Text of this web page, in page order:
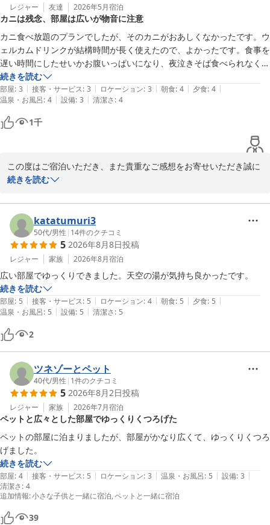
ます。「どこで寝ようか迷うレベル」とのお言葉から、ご滞在を楽
しんでいただけた様子が目に浮かび、思わず笑顔になりました。当
館ならではのゆとりある空間で、非日常のひとときをお過ごしいた
だけたのであれば幸いでございます。
一方で、お部屋からお食事会場や大浴場、駐車場までのご移動につ
きましては、ご不便をおかけいたしました。当館の広い敷地ならで
はの特徴ではございますが、いただいたご意見を真摯に受け止め、
少しでも快適にお過ごしいただけるようご案内やサービスの充実に
努めてまいります。
これからも、お部屋の広さだけでなく、お食事やサービス面におい
てもご満足いただける宿を目指してまいります。またお越しいただ
この度はご投稿いただき誠にありがとうございました。
ウェルネスの森 伊東（共立リゾート）
2026-06-19
レジャー 友達 2026年5月宿泊
カニは残念、部屋は広いが物音に注意
カニ食べ放題のプランでしたが、そのカニがおあしくなかったです。ウ
ェルカムドリンクが結構時間が長く使えたので、よかったです。食事を
遅い時間にしたせいかお腹いっぱいになり、夜泣きそば食べられなくて
残念でした。
お部屋はすごく広かったので、びっくりですが、夜外から物音がして少
し怖かったです。トントンと音がしたのはなんの音だったのでしょう
か？
スタッフの方は皆さんたても親切でした。
続きを読む
部屋: 3 | 接客・サービス: 3 | ロケーション: 3 | 朝食: 4 | 夕食: 4 |
温泉・お風呂: 4 | 設備: 3 | 清潔さ: 4
1千
この度はご宿泊いただき、また貴重なご感想をお寄せいただき誠に
ありがとうございます。
お褒めのお言葉をいただき、大変嬉しく拝読いたしました。
一方で、ご夕食時のカニにつきましては、ご期待に十分お応えする
ことができず残念なお気持ちにさせてしまいましたこと、申し訳ご
ざいませんでした。いただいたご意見を参考に、よりご満足いただ
けるお食事をご提供できるよう努めてまいります。
また、夜間の物音によりご不安なお気持ちにさせてしまいましたこ
と、重ねてお詫び申し上げます。館内設備や周辺環境も含め、原因
確認と改善に努めてまいります。
夜泣きそばをお召し上がりいただけなかったとのことですが、次回
ご利用の際にはぜひごゆっくり館内サービスもお楽しみいただけま
したら幸いです。
またのお越しをスタッフ一同、心よりお待ちしております。
ウェルネスの森伊東　スタッフ一同
ウェルネスの森 伊東（共立リゾート）
2026-05-28
続きを読む
katatumuri3
50代/男性 | 14件のクチコミ
5 2026年8月8日投稿
レジャー 家族 2026年8月宿泊
広い部屋でゆっくりできました。天空の湯が気持ち良かったです。
続きを読む
部屋: 5 | 接客・サービス: 5 | ロケーション: 4 | 朝食: 5 | 夕食: 5 |
温泉・お風呂: 5 | 設備: 5 | 清潔さ: 5
2
ツネゾーとペット
40代/男性 | 1件のクチコミ
5 2026年8月2日投稿
レジャー 家族 2026年7月宿泊
ペットと広々とした部屋でゆっくりくつろげた
ペットの部屋に泊まりましたが、部屋がかなり広くて、ゆっくりくつろ
げました。
続きを読む
部屋: 4 | 接客・サービス: 5 | ロケーション: 3 | 温泉・お風呂: 5 | 設備: 3 |
清潔さ: 4
追加情報:小さな子供と一緒に宿泊 ペットと一緒に宿泊
39